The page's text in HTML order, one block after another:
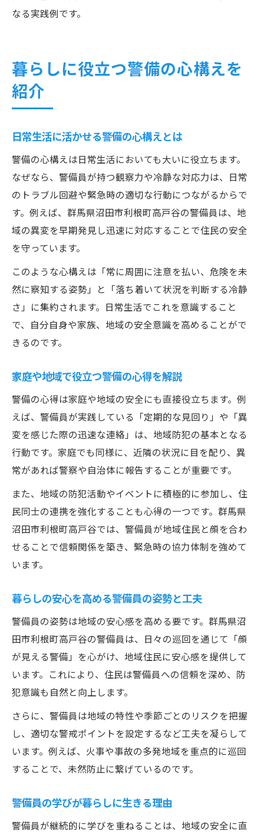
なる実践例です。
暮らしに役立つ警備の心構えを
紹介
日常生活に活かせる警備の心構えとは
警備の心構えは日常生活においても大いに役立ちます。
なぜなら、警備員が持つ観察力や冷静な対応力は、日常
のトラブル回避や緊急時の適切な行動につながるからで
す。例えば、群馬県沼田市利根町高戸谷の警備員は、地
域の異変を早期発見し迅速に対応することで住民の安全
を守っています。
このような心構えは「常に周囲に注意を払い、危険を未
然に察知する姿勢」と「落ち着いて状況を判断する冷静
さ」に集約されます。日常生活でこれを意識すること
で、自分自身や家族、地域の安全意識を高めることがで
きるのです。
家庭や地域で役立つ警備の心得を解説
警備の心得は家庭や地域の安全にも直接役立ちます。例
えば、警備員が実践している「定期的な見回り」や「異
変を感じた際の迅速な連絡」は、地域防犯の基本となる
行動です。家庭でも同様に、近隣の状況に目を配り、異
常があれば警察や自治体に報告することが重要です。
また、地域の防犯活動やイベントに積極的に参加し、住
民同士の連携を強化することも心得の一つです。群馬県
沼田市利根町高戸谷では、警備員が地域住民と顔を合わ
せることで信頼関係を築き、緊急時の協力体制を強めて
います。
暮らしの安心を高める警備員の姿勢と工夫
警備員の姿勢は地域の安心感を高める要です。群馬県沼
田市利根町高戸谷の警備員は、日々の巡回を通じて「顔
が見える警備」を心がけ、地域住民に安心感を提供して
います。これにより、住民は警備員への信頼を深め、防
犯意識も自然と向上します。
さらに、警備員は地域の特性や季節ごとのリスクを把握
し、適切な警戒ポイントを設定するなど工夫を凝らして
います。例えば、火事や事故の多発地域を重点的に巡回
することで、未然防止に繋げているのです。
警備員の学びが暮らしに生きる理由
警備員が継続的に学びを重ねることは、地域の安全に直